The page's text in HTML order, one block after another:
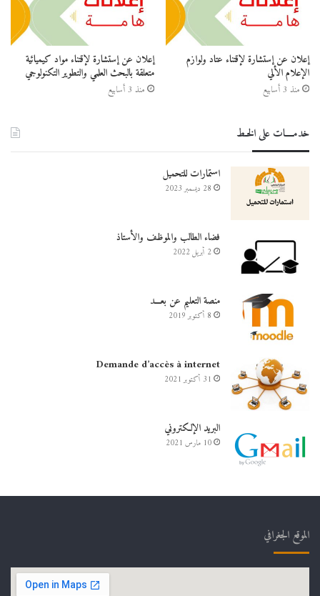
إعلان عن إستشارة لإقتناء عتاد ولوازم
الإعلام الألي
منذ 3 أسابيع
إعلان عن إستشارة لإقتناء مواد كيميائية
متعلقة بالبحث العلمي والتطوير التكنولوجي
منذ 3 أسابيع
خدمــــات على الخـط
استمارات للتحميل
28 ديسمبر 2023
فضاء الطالب والموظف والأستاذ
2 أبريل 2022
منصة التعليم عن بعـــد
8 أكتوبر 2019
Demande d’accès à internet
31 أكتوبر 2021
البريد الإلكتروني
10 مارس 2021
الموقع الجغرافي